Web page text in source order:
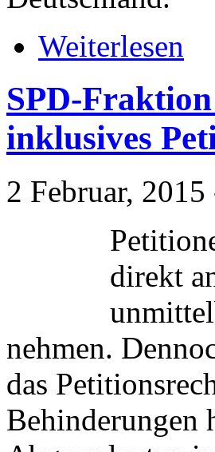
Weiterlesen
SPD-
inklusives
2 Februar, 2015
direkt
nehmen.
das
Behinderungen